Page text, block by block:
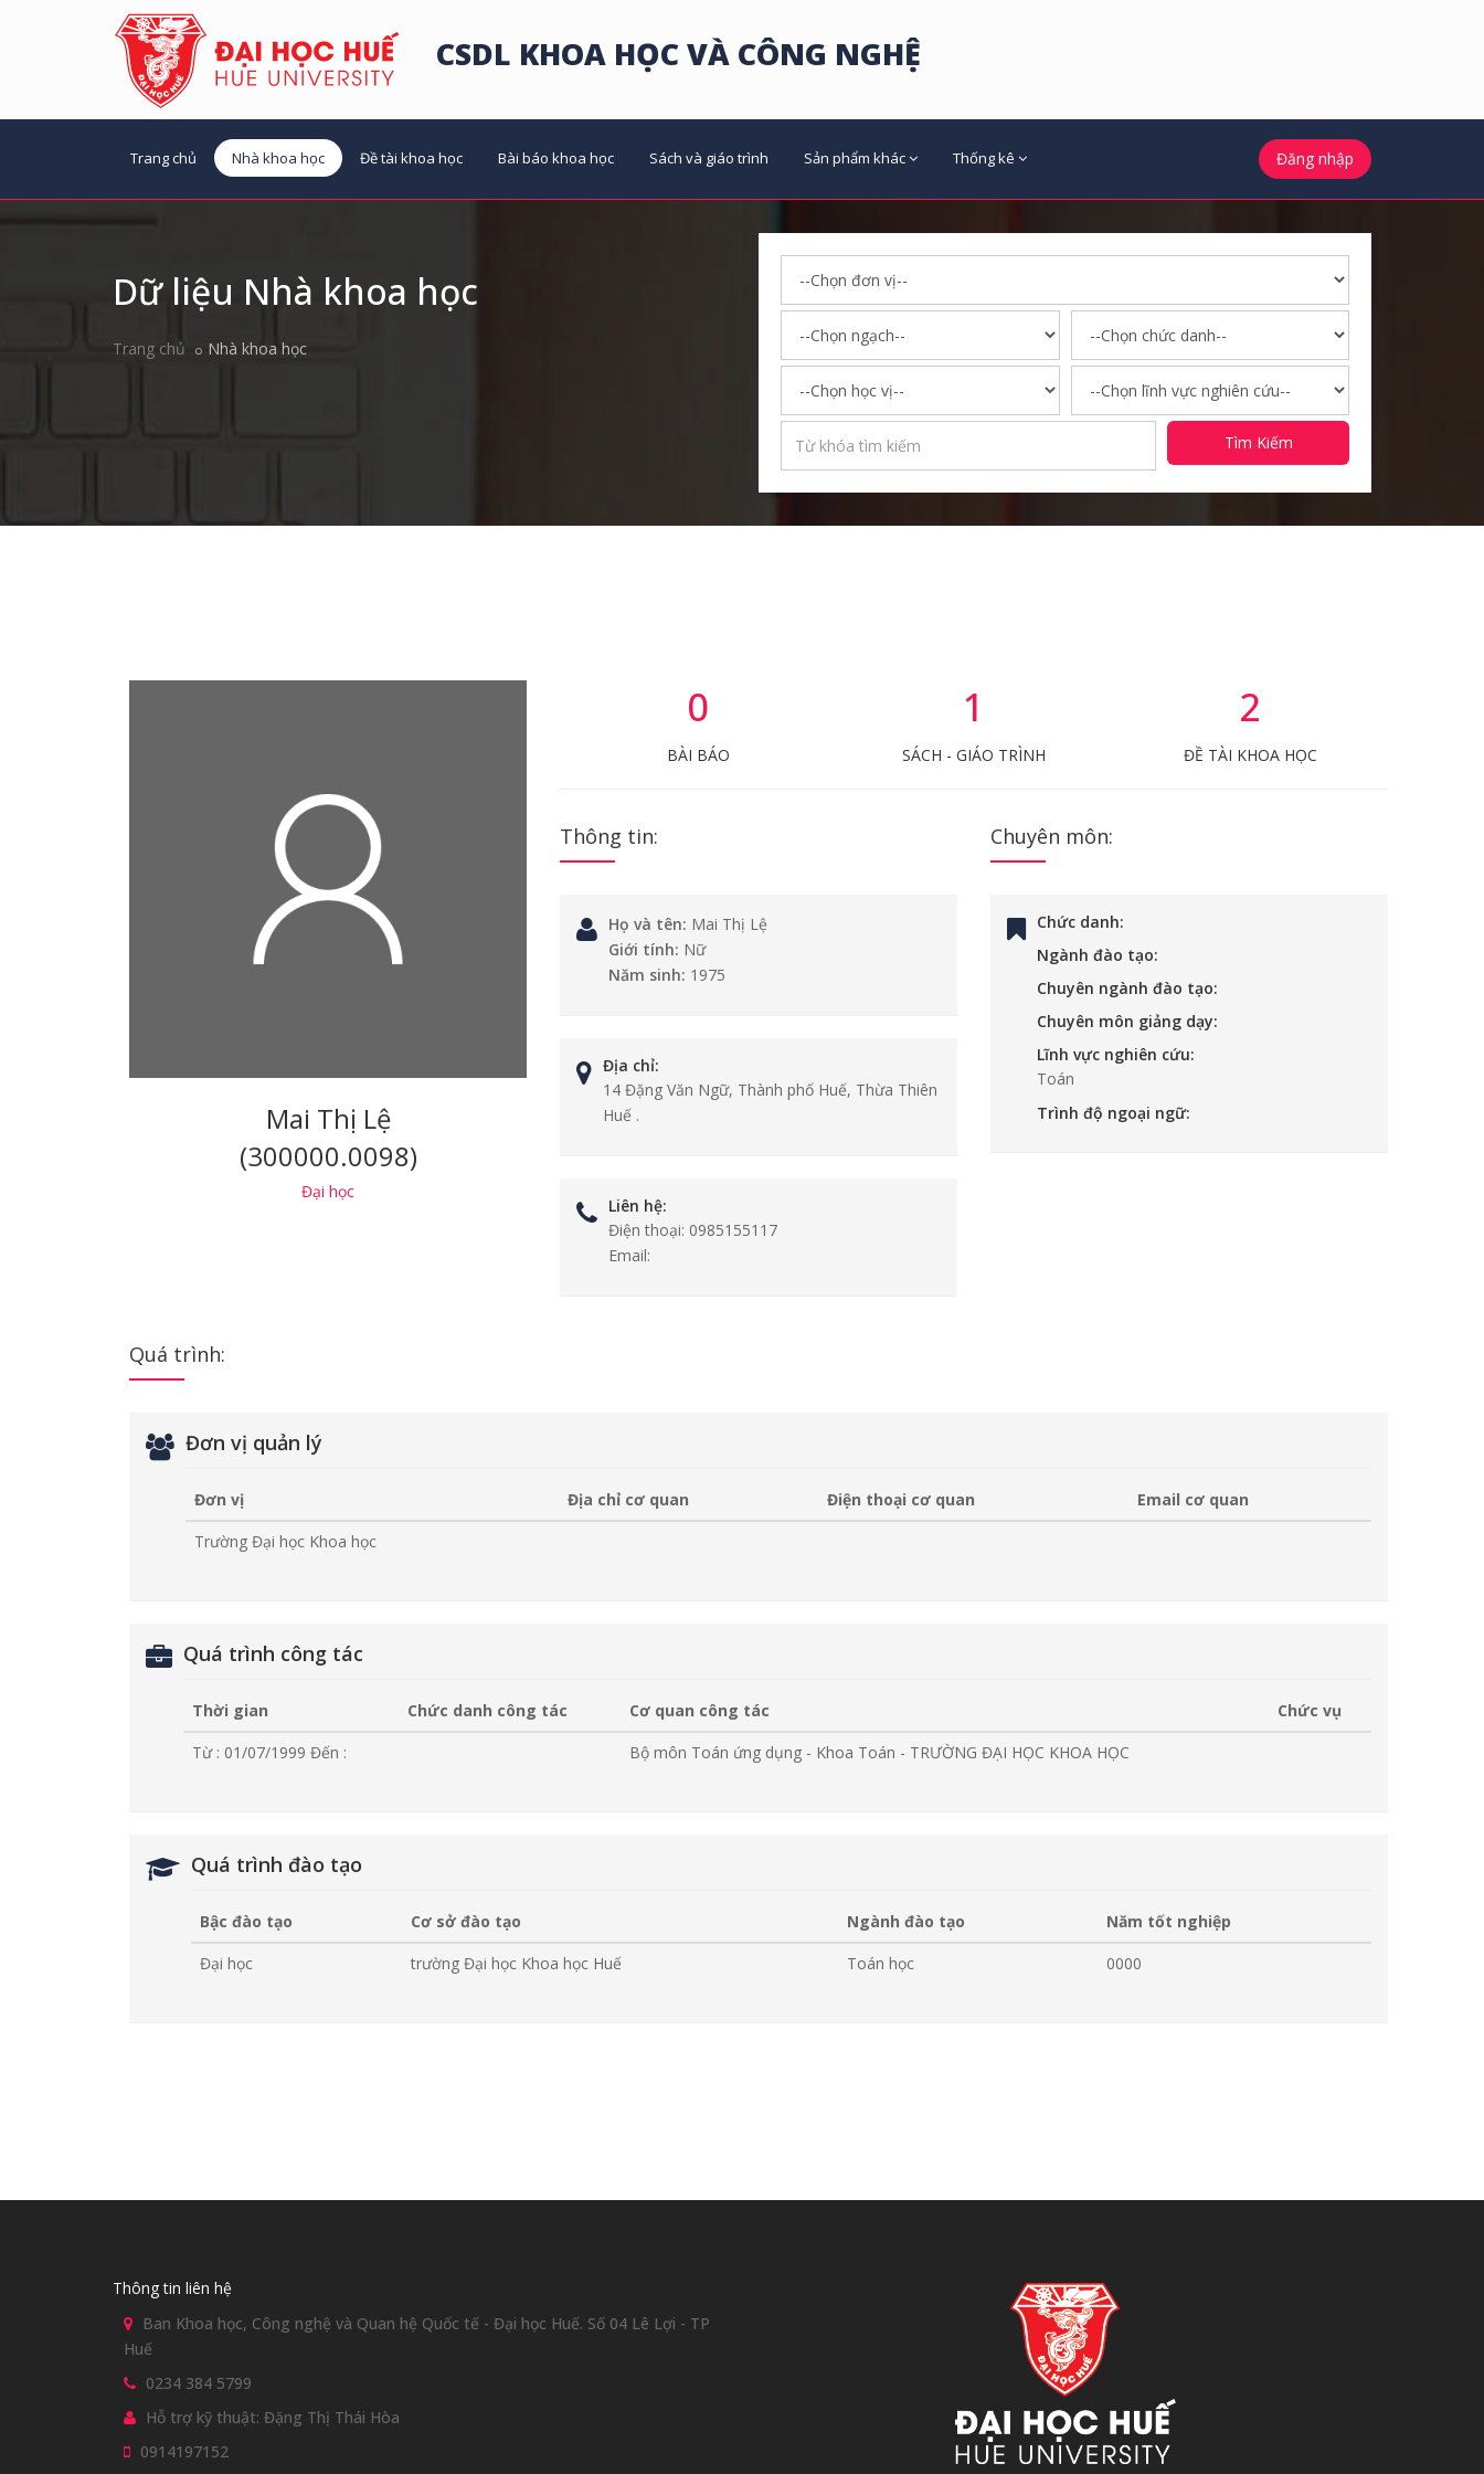
CSDL KHOA HỌC VÀ CÔNG NGHỆ
Trang chủ Nhà khoa học Đề tài khoa học Bài báo khoa học Sách và giáo trình Sản phẩm khác Thống kê Đăng nhập
Dữ liệu Nhà khoa học
Trang chủ Nhà khoa học
Tìm Kiếm
Mai Thị Lệ
(300000.0098)
Đại học
0
BÀI BÁO
1
SÁCH - GIÁO TRÌNH
2
ĐỀ TÀI KHOA HỌC
Thông tin:
Họ và tên: Mai Thị Lệ
Giới tính: Nữ
Năm sinh: 1975
Địa chỉ:
14 Đặng Văn Ngữ, Thành phố Huế, Thừa Thiên
Huế .
Liên hệ:
Điện thoại: 0985155117
Email:
Chuyên môn:
Chức danh:
Ngành đào tạo:
Chuyên ngành đào tạo:
Chuyên môn giảng dạy:
Lĩnh vực nghiên cứu:
Toán
Trình độ ngoại ngữ:
Quá trình:
Đơn vị quản lý
Đơn vị Địa chỉ cơ quan Điện thoại cơ quan
Email cơ quan
Trường Đại học Khoa học
Quá trình công tác
Thời gian Chức danh công tác Cơ quan công tác
Chức vụ
Từ : 01/07/1999 Đến : Bộ môn Toán ứng dụng - Khoa Toán - TRƯỜNG ĐẠI HỌC KHOA HỌC
Quá trình đào tạo
Bậc đào tạo Cơ sở đào tạo Ngành đào tạo
Năm tốt nghiệp
Đại học
trường Đại học Khoa học Huế Toán học 0000
Thông tin liên hệ
Ban Khoa học, Công nghệ và Quan hệ Quốc tế - Đại học Huế. Số 04 Lê Lợi - TP
Huế
0234 384 5799
Hỗ trợ kỹ thuật: Đặng Thị Thái Hòa
0914197152